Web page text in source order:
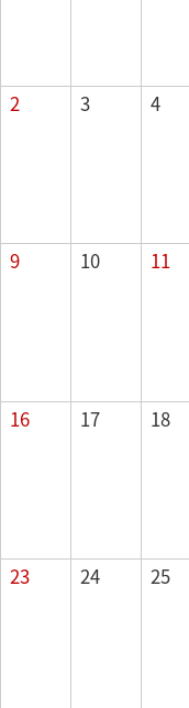
2 3 4
9 10 11
16 17 18
23 24 25